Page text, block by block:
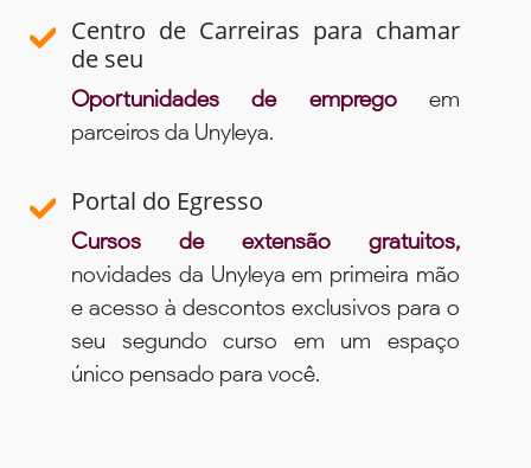
Centro de Carreiras para chamar
de seu
Oportunidades de empregoem
parceiros da Unyleya.
Portal do Egresso
Cursos de extensão gratuitos,
novidades da Unyleya em primeira mão
e acesso à descontos exclusivos para o
seu segundo curso em um espaço
único pensado para você.